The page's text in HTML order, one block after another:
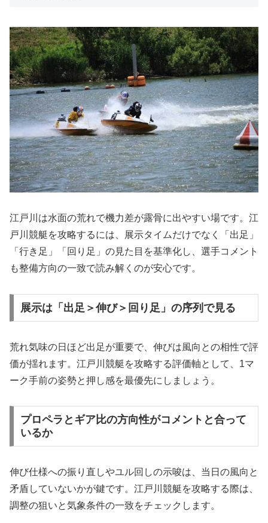
江戸川は水面の荒れで機力差が露骨に出やすい場です。江
戸川競艇を攻略するには、展示タイムだけでなく「出足」
「行き足」「回り足」の見た目を基準化し、選手コメント
も整備方向の一致で読み解くのが安心です。
展示は「出足＞伸び＞回り足」の序列で見る
荒れ気味の日ほど出足が重要で、伸びは風向との相性で評
価が揺れます。江戸川競艇を攻略する評価軸として、1マ
ーク手前の姿勢と押し感を最優先にしましょう。
プロペラとギア比の方向性がコメントと合って
いるか
伸び仕様への振り直しやユル回しの示唆は、当日の風向と
矛盾していないかが鍵です。江戸川競艇を攻略する際は、
調整の狙いと気象条件の一致をチェックします。